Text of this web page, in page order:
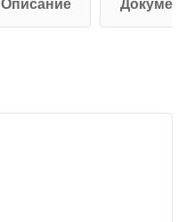
Описание